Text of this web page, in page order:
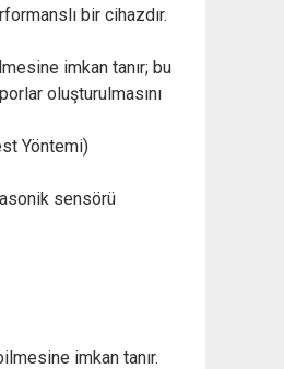
bir cihazdır.
imkan tanır; bu
oluşturulmasını
Yöntemi)
sensörü
imkan tanır.